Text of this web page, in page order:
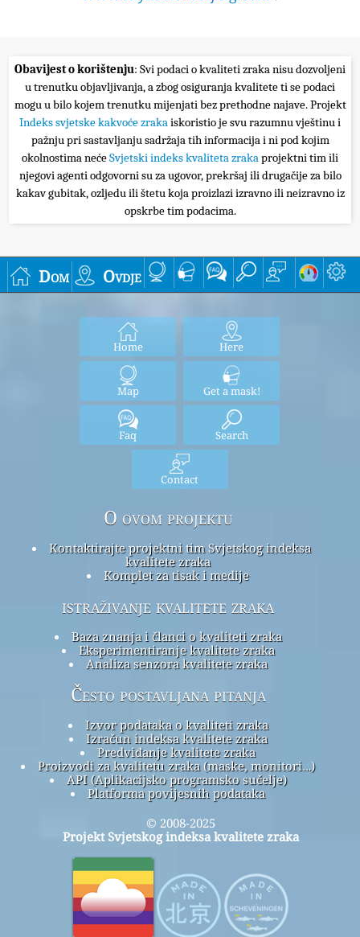
Obavijest o korištenju: Svi podaci o kvaliteti zraka nisu dozvoljeni
u trenutku objavljivanja, a zbog osiguranja kvalitete ti se podaci
mogu u bilo kojem trenutku mijenjati bez prethodne najave. Projekt
Indeks svjetske kakvoće zrakaiskoristio je svu razumnu vještinu i
pažnju pri sastavljanju sadržaja tih informacija i ni pod kojim
okolnostima nećeSvjetski indeks kvaliteta zrakaprojektni tim ili
njegovi agenti odgovorni su za ugovor, prekršaj ili drugačije za bilo
kakav gubitak, ozljedu ili štetu koja proizlazi izravno ili neizravno iz
opskrbe tim podacima.
Dom Ovdje
Home Here
Map Get a mask!
Faq Search
Contact
O ovom projektu
Kontaktirajte projektni tim Svjetskog indeksa
kvalitete zraka
Komplet za tisak i medije
istraživanje kvalitete zraka
Baza znanja i članci o kvaliteti zraka
Eksperimentiranje kvalitete zraka
Analiza senzora kvalitete zraka
Često postavljana pitanja
Izvor podataka o kvaliteti zraka
Izračun indeksa kvalitete zraka
Predviđanje kvalitete zraka
Proizvodi za kvalitetu zraka (maske, monitori…)
API (Aplikacijsko programsko sučelje)
Platforma povijesnih podataka
© 2008-2025
Projekt Svjetskog indeksa kvalitete zraka